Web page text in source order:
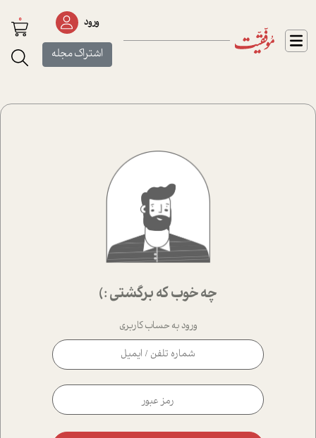
ورود
اشتراک مجله
0
چه خوب که برگشتی :)
ورود به حساب کاربری